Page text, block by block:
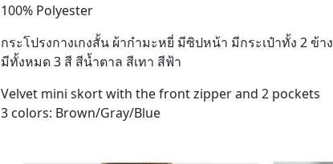
100% Polyester
กระโปรงกางเกงสั้น ผ้ากำมะหยี่ มีซิปหน้า มีกระเป๋าทั้ง 2 ข้าง
มีทั้งหมด 3 สี สีน้ำตาล สีเทา สีฟ้า
Velvet mini skort with the front zipper and 2 pockets
3 colors: Brown/Gray/Blue